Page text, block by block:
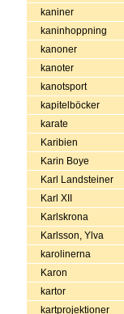
kaniner
kaninhoppning
kanoner
kanoter
kanotsport
kapitelböcker
karate
Karibien
Karin Boye
Karl Landsteiner
Karl XII
Karlskrona
Karlsson, Ylva
karolinerna
Karon
kartor
kartprojektioner